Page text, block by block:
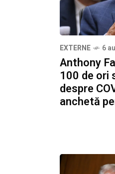
EXTERNE 6
Anthony
100 de ori
despre
anchetă